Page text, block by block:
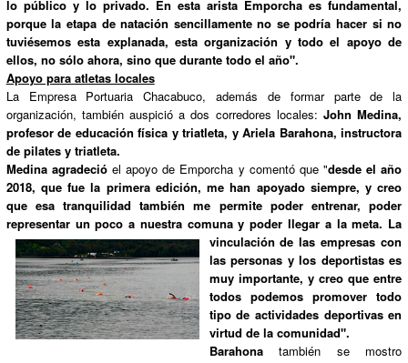
lo público y lo privado. En esta arista Emporcha es fundamental,
porque la etapa de natación sencillamente no se podría hacer si no
tuviésemos esta explanada, esta organización y todo el apoyo de
ellos, no sólo ahora, sino que durante todo el año".
Apoyo para atletas locales
La Empresa Portuaria Chacabuco, además de formar parte de la
organización, también auspició a dos corredores locales: John Medina,
profesor de educación física y triatleta, y Ariela Barahona, instructora
de pilates y triatleta.
Medina agradecióel apoyo de Emporcha y comentó que "desde el año
2018, que fue la primera edición, me han apoyado siempre, y creo
que esa tranquilidad también me permite poder entrenar, poder
representar un poco a nuestra comuna y poder llegar a la meta. La
vinculaciónde las empresas con
las personas y los deportistas es
muy importante, y creo que entre
todos podemos promover todo
tipo de actividades deportivas en
virtud de la comunidad".
Barahona
también se mostro